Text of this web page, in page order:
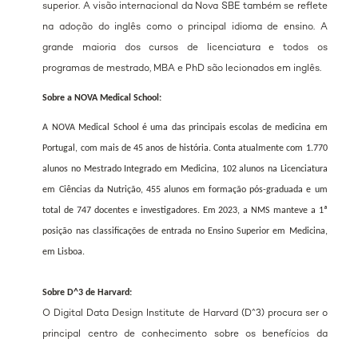
superior. A visão internacional da Nova SBE também se reflete
na adoção do inglês como o principal idioma de ensino. A
grande maioria dos cursos de licenciatura e todos os
programas de mestrado, MBA e PhD são lecionados em inglês.
Sobre a NOVA Medical School:
A NOVA Medical School é uma das principais escolas de medicina em
Portugal, com mais de 45 anos de história. Conta atualmente com 1.770
alunos no Mestrado Integrado em Medicina, 102 alunos na Licenciatura
em Ciências da Nutrição, 455 alunos em formação pós-graduada e um
total de 747 docentes e investigadores. Em 2023, a NMS manteve a 1ª
posição nas classificações de entrada no Ensino Superior em Medicina,
em Lisboa.
Sobre D^3 de Harvard:
O Digital Data Design Institute de Harvard (D^3) procura ser o
principal centro de conhecimento sobre os benefícios da